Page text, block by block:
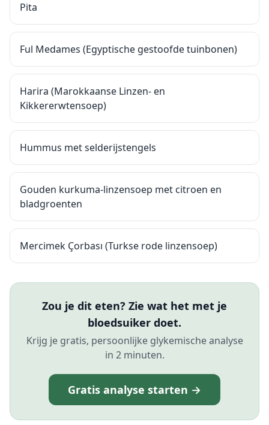
Pita
Ful Medames (Egyptische gestoofde tuinbonen)
Harira (Marokkaanse Linzen- en
Kikkererwtensoep)
Hummus met selderijstengels
Gouden kurkuma-linzensoep met citroen en
bladgroenten
Mercimek Çorbası (Turkse rode linzensoep)
Zou je dit eten? Zie wat het met je
bloedsuiker doet.
Krijg je gratis, persoonlijke glykemische analyse
in 2 minuten.
Gratis analyse starten →